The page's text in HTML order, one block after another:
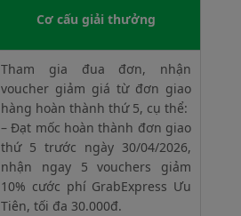
Cơ cấu giải thưởng
Tham gia đua đơn, nhận
voucher giảm giá từ đơn giao
hàng hoàn thành thứ 5, cụ thể:
– Đạt mốc hoàn thành đơn giao
thứ 5 trước ngày 30/04/2026,
nhận ngay 5 vouchers giảm
10% cước phí GrabExpress Ưu
Tiên, tối đa 30.000đ.